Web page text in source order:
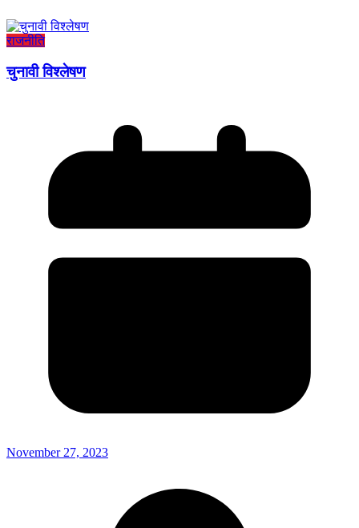
राजनीति
चुनावी विश्लेषण
November 27, 2023